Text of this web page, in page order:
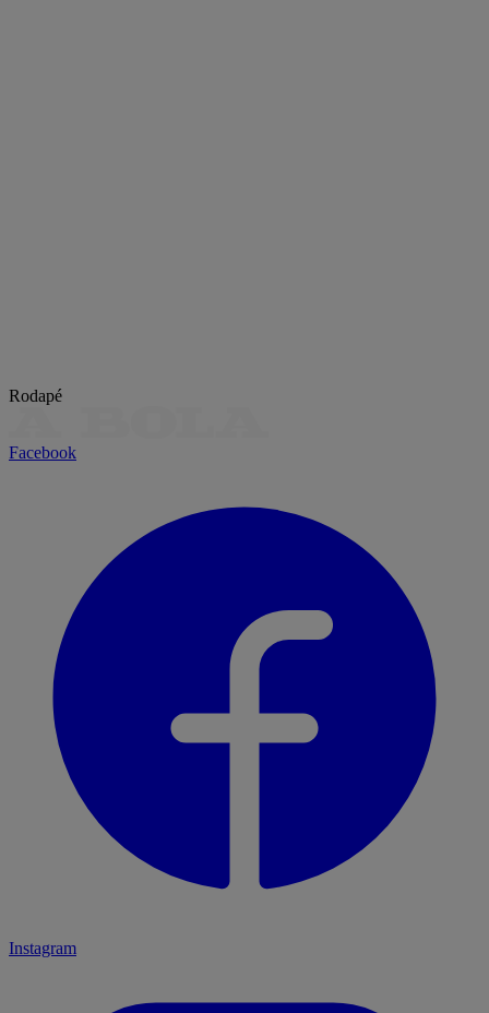
Rodapé
Facebook
Instagram